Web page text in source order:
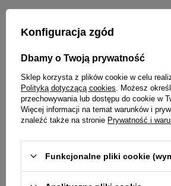
Metalowa, nierdzewna
TARCZA
Kolor biały, czytelne czarne cyfry
BRANSOLETA
Wykonana ze stali nierdzewnej
Pełne, zamknięte, z możliwością
Konfiguracja zgód
Dbamy o Twoją prywatność
Sklep korzysta z plików cookie w celu
Polityką dotyczącą cookies . Możesz
przechowywania lub dostępu do cookie w
Więcej informacji na temat warunków i
znaleźć także na stronie Prywatność i
Funkcjonalne pliki cookie